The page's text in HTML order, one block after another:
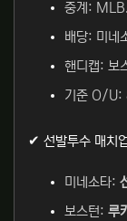
중계:
배당: 미
핸디캡: 보
기준 O/U:
✔ 선발투수 매치
미네소타:
보스턴: 루